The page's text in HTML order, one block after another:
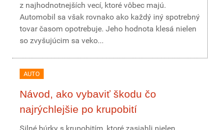
z najhodnotnejších vecí, ktoré vôbec majú.
Automobil sa však rovnako ako každý iný spotrebný
tovar časom opotrebuje. Jeho hodnota klesá nielen
so zvyšujúcim sa veko...
AUTO
Návod, ako vybaviť škodu čo
najrýchlejšie po krupobití